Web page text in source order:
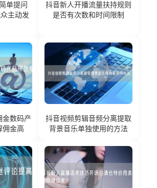
单提问
主动发
抖音新人开播流量扶持规则
是否有次数和时间限制
金数码产
佣金高
抖音视频剪辑音频分离提取
背景音乐单独使用的方法